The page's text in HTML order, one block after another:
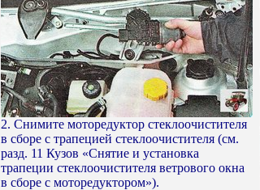
2. Снимите моторедуктор стеклоочистителя
в сборе с трапецией стеклоочистителя (см.
разд. 11 Кузов «Снятие и установка
трапеции стеклоочистителя ветрового окна
в сборе с моторедуктором»).